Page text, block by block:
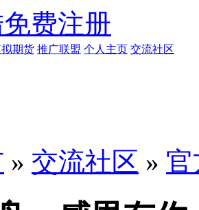
免费注册
期货 推广联盟 个人主页 交流社区
» 交流社区 »